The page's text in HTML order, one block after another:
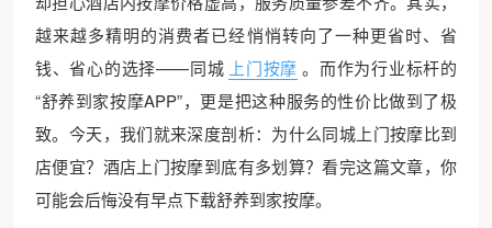
越来越多精明的消费者已经悄悄转向了一种更省时、省
钱、省心的选择——同城 上门按摩 。而作为行业标杆的
“舒养到家按摩APP”，更是把这种服务的性价比做到了极
致。今天，我们就来深度剖析：为什么同城上门按摩比到
店便宜？酒店上门按摩到底有多划算？看完这篇文章，你
可能会后悔没有早点下载舒养到家按摩。